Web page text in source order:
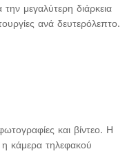
μεγαλύτερη διάρκεια
ανά δευτερόλεπτο.
και βίντεο. Η
κάμερα τηλεφακού